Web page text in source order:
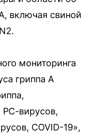
включая свиной
мониторинга
гриппа A
РС-вирусов,
COVID-19»,